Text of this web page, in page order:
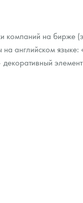
компаний на бирже
английском